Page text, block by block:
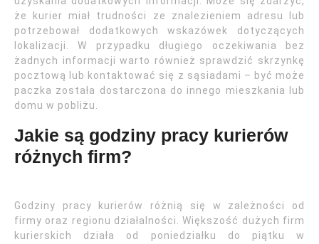
że kurier miał trudności ze znalezieniem adresu lub
potrzebował dodatkowych wskazówek dotyczących
lokalizacji. W przypadku długiego oczekiwania bez
żadnych informacji warto również sprawdzić skrzynkę
pocztową lub kontaktować się z sąsiadami – być może
paczka została dostarczona do innego mieszkania lub
domu w pobliżu.
Jakie są godziny pracy kurierów
różnych firm?
Godziny pracy kurierów różnią się w zależności od
firmy oraz regionu działalności. Większość dużych firm
kurierskich działa od poniedziałku do piątku w